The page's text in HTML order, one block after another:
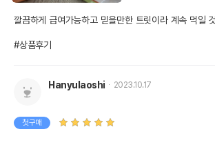
깔끔하게 급여가능하고 믿을만한 트릿이라 계속 먹일
#상품후기
Hanyulaoshi 2023.10.17
첫구매